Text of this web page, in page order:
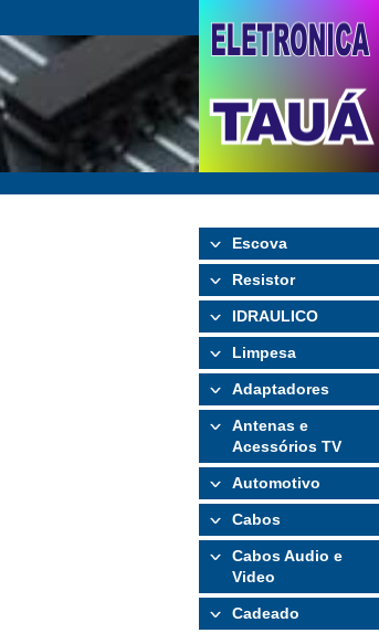
Escova
Resistor
IDRAULICO
Limpesa
Adaptadores
Antenas e
Acessórios TV
Automotivo
Cabos
Cabos Audio e
Video
Cadeado